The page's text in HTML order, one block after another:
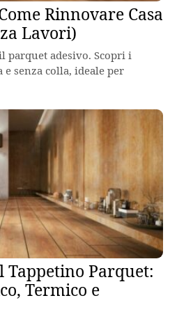
Rinnovare Casa
Lavori)
parquet adesivo. Scopri i
senza colla, ideale per
Tappetino Parquet:
Termico e